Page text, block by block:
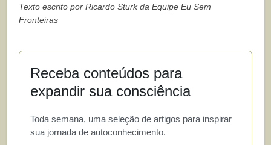
Texto escrito por Ricardo Sturk da Equipe Eu Sem
Fronteiras
Receba conteúdos para
expandir sua consciência
Toda semana, uma seleção de artigos para inspirar
sua jornada de autoconhecimento.